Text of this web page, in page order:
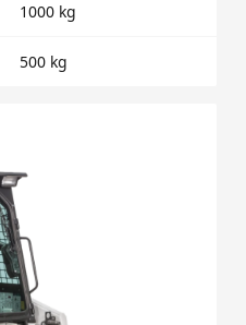
1000 kg
500 kg